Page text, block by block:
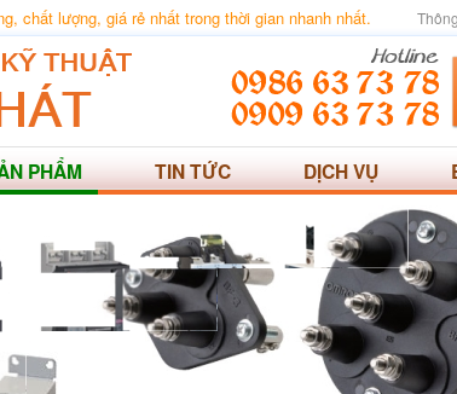
chất lượng, giá rẻ nhất trong thời gian nhanh nhất.
PHẨM TIN TỨC DỊCH VỤ